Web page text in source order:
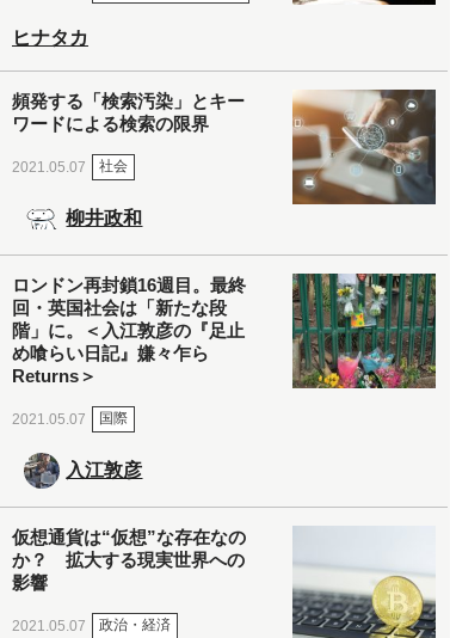
ヒナタカ
頻発する「検索汚染」とキー
ワードによる検索の限界
2021.05.07 社会
柳井政和
ロンドン再封鎖16週目。最終
回・英国社会は「新たな段
階」に。＜入江敦彦の『足止
め喰らい日記』嫌々乍ら
Returns＞
2021.05.07 国際
入江敦彦
仮想通貨は“仮想”な存在なの
か？ 拡大する現実世界への
影響
2021.05.07 政治・経済